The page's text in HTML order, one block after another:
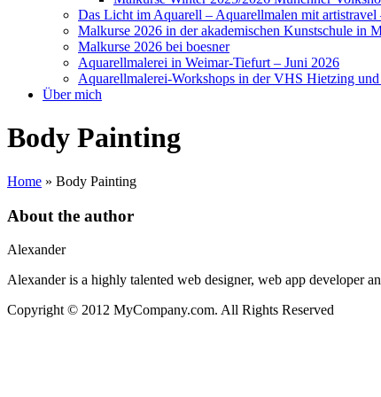
Das Licht im Aquarell – Aquarellmalen mit artistravel
Malkurse 2026 in der akademischen Kunstschule in
Malkurse 2026 bei boesner
Aquarellmalerei in Weimar-Tiefurt – Juni 2026
Aquarellmalerei-Workshops in der VHS Hietzing
Über mich
Body Painting
Home » Body Painting
About the author
Alexander
Alexander is a highly talented web designer, web app developer
Copyright © 2012 MyCompany.com. All Rights Reserved